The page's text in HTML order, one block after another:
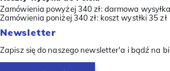
Zamówienia powyżej 340 zł: darmowa wysyłka
Zamówienia poniżej 340 zł: koszt wystłki 35 zł
Newsletter
Zapisz się do naszego newsletter'a i bądź na